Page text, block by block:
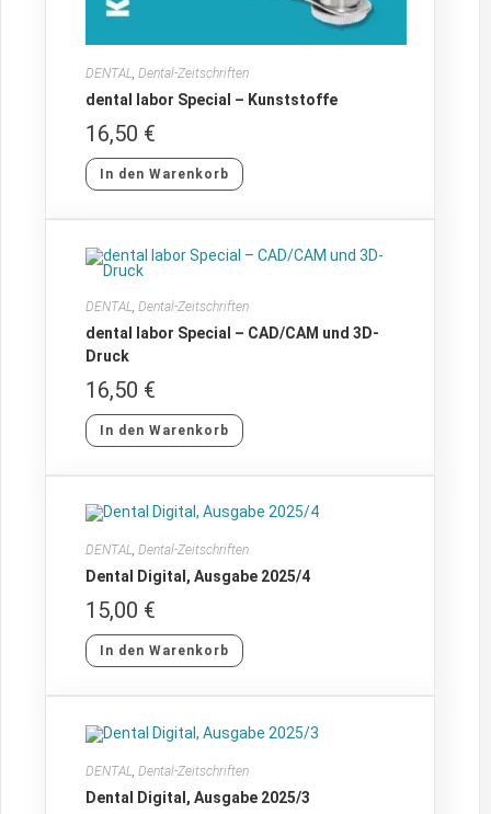
DENTAL,Dental-Zeitschriften
dental labor Special – Kunststoffe
16,50 €
In den Warenkorb
DENTAL,Dental-Zeitschriften
dental labor Special – CAD/CAM und 3D-
Druck
16,50 €
In den Warenkorb
DENTAL,Dental-Zeitschriften
Dental Digital, Ausgabe 2025/4
15,00 €
In den Warenkorb
DENTAL ,Dental-Zeitschriften
Dental Digital, Ausgabe 2025/3